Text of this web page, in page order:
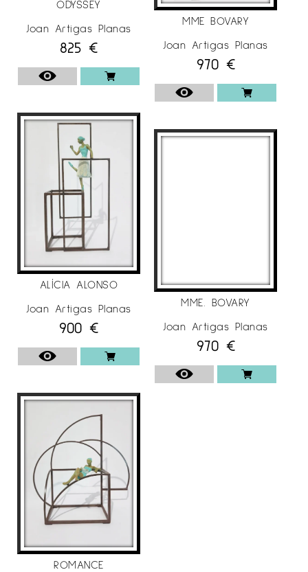
ODYSSEY
Joan Artigas Planas
825 €
ALÍCIA ALONSO
Joan Artigas Planas
900 €
ROMANCE
MME BOVARY
Joan Artigas Planas
970 €
MME. BOVARY
Joan Artigas Planas
970 €